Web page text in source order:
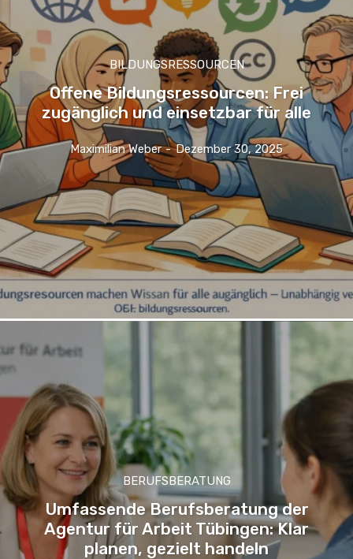
BILDUNGSRESSOURCEN
Offene Bildungsressourcen: Frei
zugänglich und einsetzbar für alle
Maximilian Weber - Dezember 30, 2025
BERUFSBERATUNG
Umfassende Berufsberatung der
Agentur für Arbeit Tübingen: Klar
planen, gezielt handeln